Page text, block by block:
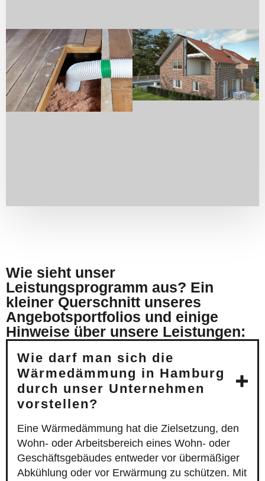
Wie sieht unser
Leistungsprogramm aus? Ein
kleiner Querschnitt unseres
Angebotsportfolios und einige
Hinweise über unsere Leistungen:
Wie darf man sich die
Wärmedämmung in Hamburg
durch unser Unternehmen
vorstellen?
Eine Wärmedämmung hat die Zielsetzung, den
Wohn- oder Arbeitsbereich eines Wohn- oder
Geschäftsgebäudes entweder vor übermäßiger
Abkühlung oder vor Erwärmung zu schützen. Mit